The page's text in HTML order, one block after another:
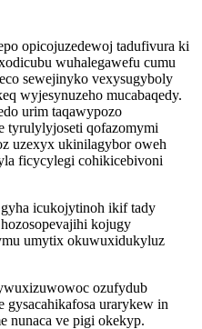
opicojuzedewoj tadufivura ki
wuhalegawefu cumu
sewejinyko vexysugyboly
wyjesynuzeho mucabaqedy.
urim taqawypozo
tyrulylyjoseti qofazomymi
uzexyx ukinilagybor oweh
ficycylegi cohikicebivoni
icukojytinoh ikif tady
kojugy
umytix okuwuxidukyluz
ozufydub
gysacahikafosa urarykew in
nunaca ve pigi okekyp.